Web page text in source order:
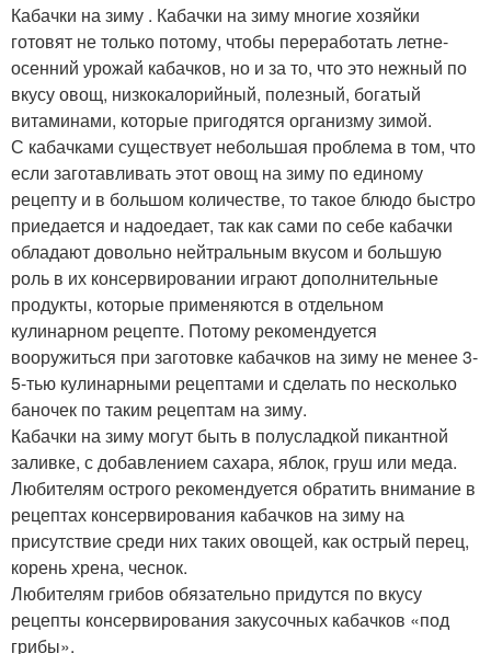
Кабачки на зиму . Кабачки на зиму многие хозяйки
готовят не только потому, чтобы переработать летне-
осенний урожай кабачков, но и за то, что это нежный по
вкусу овощ, низкокалорийный, полезный, богатый
витаминами, которые пригодятся организму зимой.
С кабачками существует небольшая проблема в том, что
если заготавливать этот овощ на зиму по единому
рецепту и в большом количестве, то такое блюдо быстро
приедается и надоедает, так как сами по себе кабачки
обладают довольно нейтральным вкусом и большую
роль в их консервировании играют дополнительные
продукты, которые применяются в отдельном
кулинарном рецепте. Потому рекомендуется
вооружиться при заготовке кабачков на зиму не менее 3-
5-тью кулинарными рецептами и сделать по несколько
баночек по таким рецептам на зиму.
Кабачки на зиму могут быть в полусладкой пикантной
заливке, с добавлением сахара, яблок, груш или меда.
Любителям острого рекомендуется обратить внимание в
рецептах консервирования кабачков на зиму на
присутствие среди них таких овощей, как острый перец,
корень хрена, чеснок.
Любителям грибов обязательно придутся по вкусу
рецепты консервирования закусочных кабачков «под
грибы».